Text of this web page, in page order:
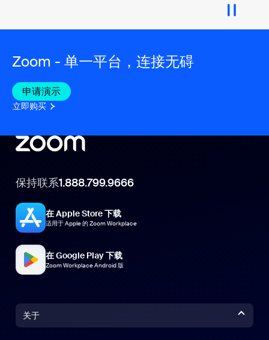
Zoom - 单一平台，连接无碍
申请演示
立即购买
保持联系1.888.799.9666
在 Apple Store 下载
适用于 Apple 的 Zoom Workplace
在 Google Play 下载
Zoom Workplace Android 版
关于